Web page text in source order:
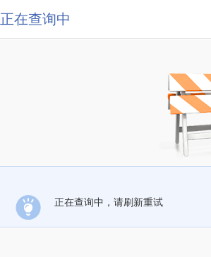
正在查询中
正在查询中，请刷新重试